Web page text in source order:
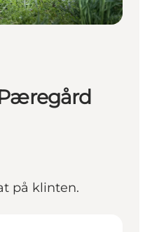
på klinten.